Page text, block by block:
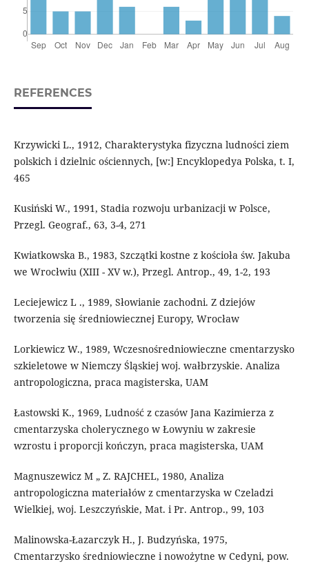
REFERENCES
Krzywicki L., 1912, Charakterystyka fizyczna ludności ziem
polskich i dzielnic ościennych, [w:] Encyklopedya Polska, t. I,
465
Kusiński W., 1991, Stadia rozwoju urbanizacji w Polsce,
Przegl. Geograf., 63, 3-4, 271
Kwiatkowska B., 1983, Szczątki kostne z kościoła św. Jakuba
we Wrocłwiu (XIII - XV w.), Przegl. Antrop., 49, 1-2, 193
Leciejewicz L ., 1989, Słowianie zachodni. Z dziejów
tworzenia się średniowiecznej Europy, Wrocław
Lorkiewicz W., 1989, Wczesnośredniowieczne cmentarzysko
szkieletowe w Niemczy Śląskiej woj. wałbrzyskie. Analiza
antropologiczna, praca magisterska, UAM
Łastowski K., 1969, Ludność z czasów Jana Kazimierza z
cmentarzyska cholerycznego w Łowyniu w zakresie
wzrostu i proporcji kończyn, praca magisterska, UAM
Magnuszewicz M „ Z. RAJCHEL, 1980, Analiza
antropologiczna materiałów z cmentarzyska w Czeladzi
Wielkiej, woj. Leszczyńskie, Mat. i Pr. Antrop., 99, 103
Malinowska-Łazarczyk H., J. Budzyńska, 1975,
Cmentarzysko średniowieczne i nowożytne w Cedyni, pow.